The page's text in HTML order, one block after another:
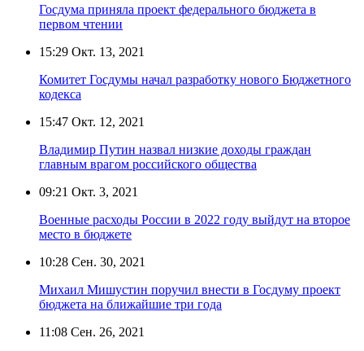
Госдума приняла проект федерального бюджета в
первом чтении
15:29 Окт. 13, 2021
Комитет Госдумы начал разработку нового Бюджетного
кодекса
15:47 Окт. 12, 2021
Владимир Путин назвал низкие доходы граждан
главным врагом российского общества
09:21 Окт. 3, 2021
Военные расходы России в 2022 году выйдут на второе
место в бюджете
10:28 Сен. 30, 2021
Михаил Мишустин поручил внести в Госдуму проект
бюджета на ближайшие три года
11:08 Сен. 26, 2021